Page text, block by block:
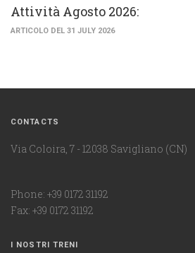
Attività Agosto 2026:
ARTICOLO DEL 31 JULY 2026
CONTACTS
Via Coloira, 7 - 12038 Savigliano (CN)
Phone: +39 0172 31192
Fax: +39 0172 31192
I NOSTRI TRENI